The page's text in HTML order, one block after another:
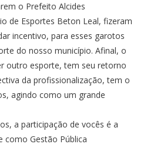
o Prefeito Alcides
de Esportes Beton Leal, fizeram
incentivo, para esses garotos
do nosso município. Afinal, o
outro esporte, tem seu retorno
da profissionalização, tem o
agindo como um grande
a participação de vocês é a
como Gestão Pública